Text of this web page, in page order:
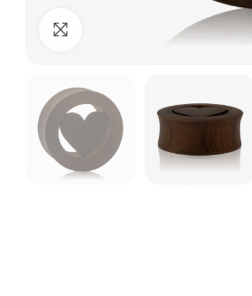
Clique para ampliar